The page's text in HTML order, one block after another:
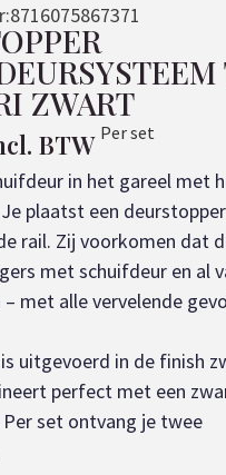
8716075867371
ZWART
BTW Per set
in het gareel met
plaatst een
rail. Zij voorkomen dat
met schuifdeur en al
met alle vervelende
uitgevoerd in de finish
perfect met een
set ontvang je twee